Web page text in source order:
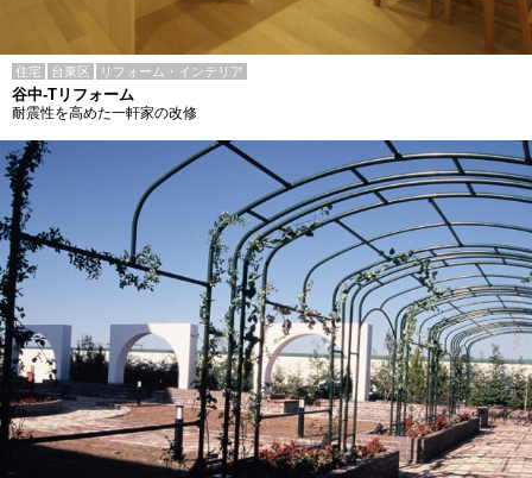
住宅 台東区 リフォーム・インテリア
谷中-Tリフォーム
耐震性を高めた一軒家の改修